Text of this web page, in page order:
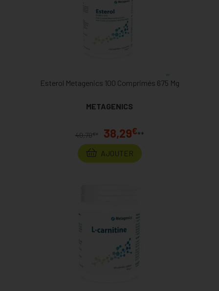
Esterol Metagenics 100 Comprimés 675 Mg
METAGENICS
40,70€ * 38,29€**
AJOUTER